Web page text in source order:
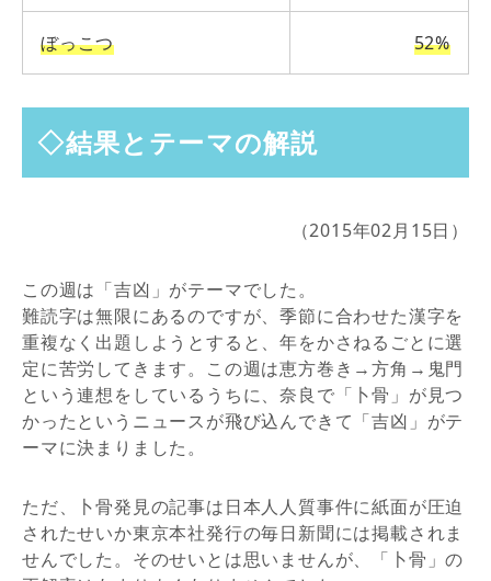
ぼっこつ 52%
◇結果とテーマの解説
（2015年02月15日）
この週は「吉凶」がテーマでした。
難読字は無限にあるのですが、季節に合わせた漢字を
重複なく出題しようとすると、年をかさねるごとに選
定に苦労してきます。この週は恵方巻き→方角→鬼門
という連想をしているうちに、奈良で「卜骨」が見つ
かったというニュースが飛び込んできて「吉凶」がテ
ーマに決まりました。
ただ、卜骨発見の記事は日本人人質事件に紙面が圧迫
されたせいか東京本社発行の毎日新聞には掲載されま
せんでした。そのせいとは思いませんが、「卜骨」の